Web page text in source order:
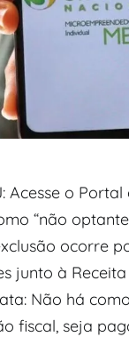
Acesse o
“não
ocorre
junto à
Não há
fiscal, seja